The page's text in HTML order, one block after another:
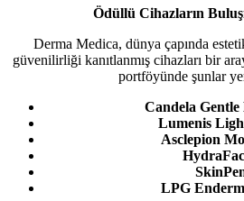
Ödüllü Cihazların
Derma Medica, dünya çapında
güvenilirliği kanıtlanmış cihazları bir
portföyünde şunlar
Candela
Lumenis
Asclepion
LPG